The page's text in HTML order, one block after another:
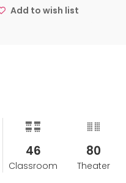
Add to wish list
46
Classroom
80
Theater